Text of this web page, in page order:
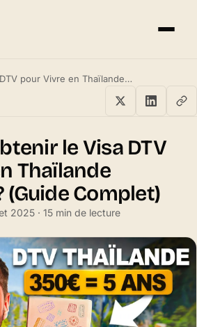
Comment Obtenir le Visa DTV pour Vivre en Thaïlande Facilement ? (Guide Complet)
le Visa DTV
Thaïlande
(Guide Complet)
2025 · 15 min de lecture